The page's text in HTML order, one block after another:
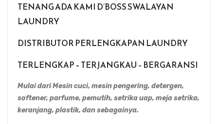
TENANG ADA KAMI D’BOSS SWALAYAN
LAUNDRY
DISTRIBUTOR PERLENGKAPAN LAUNDRY
TERLENGKAP – TERJANGKAU – BERGARANSI
Mulai dari Mesin cuci, mesin pengering, detergen,
softener, parfume, pemutih, setrika uap, meja setrika,
keranjang, plastik, dan sebagainya.